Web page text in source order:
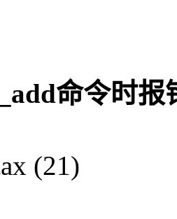
命令时报
(21)